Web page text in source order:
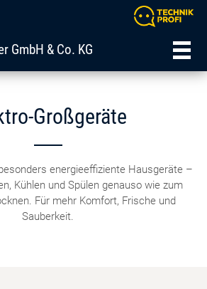
GmbH & Co. KG
Großgeräte
energieeffiziente Hausgeräte –
Kühlen und Spülen genauso wie zum
Für mehr Komfort, Frische und
Sauberkeit.